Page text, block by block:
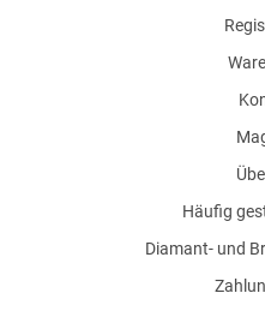
Häufig
Diamant- und